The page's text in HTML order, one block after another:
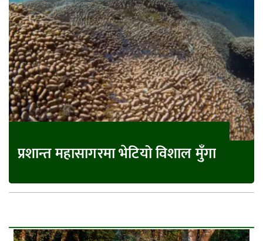
प्रशान्त महासागरमा भेटियो विशाल मुँगा